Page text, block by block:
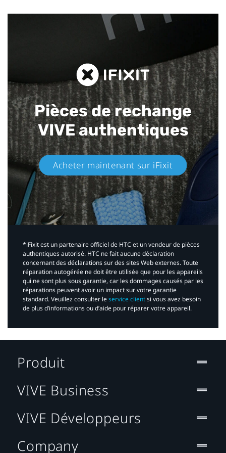
Pièces de rechange
VIVE authentiques​
Acheter maintenant sur iFixit​
*iFixit est un partenaire officiel de HTC et un vendeur de pièces
authentiques autorisé. HTC ne fait aucune déclaration
concernant des déclarations sur des sites Web externes. Toute
réparation autogérée ne doit être utilisée que pour les appareils
qui ne sont plus sous garantie, car les dommages causés par les
réparations peuvent avoir un impact sur votre garantie
standard. Veuillez consulter leservice clientsi vous avez besoin
de plus d’informations ou d’aide pour réparer votre appareil.​
Produit
VIVE Business
VIVE Développeurs
Company